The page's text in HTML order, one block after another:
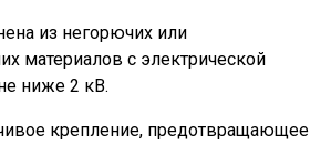
из негорючих или
материалов с электрической
ниже 2 кВ.
крепление, предотвращающее